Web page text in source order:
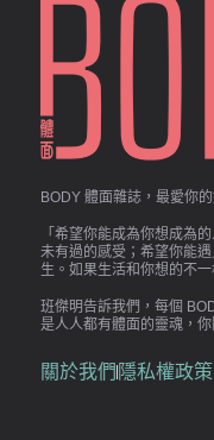
BODY 體面雜誌，最愛你的
「希望你能成為你想成為
未有過的感受；希望你能
生。如果生活和你想的不
班傑明告訴我們，每個
是人人都有體面的靈魂，
關於我們 隱私權政策